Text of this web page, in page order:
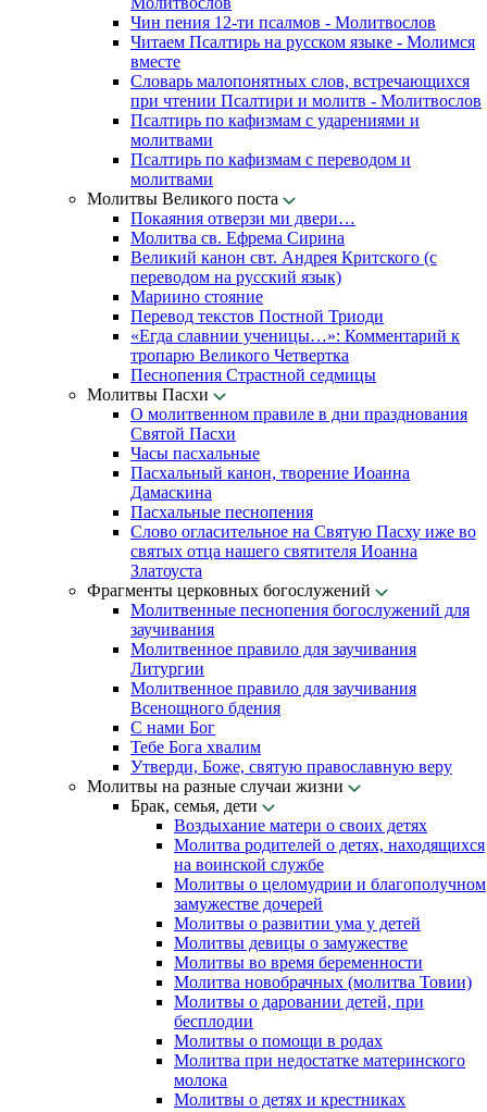
Чин пения 12-ти псалмов - Молитвослов
Читаем Псалтирь на русском языке - Молимся
вместе
Словарь малопонятных слов, встречающихся
при чтении Псалтири и молитв - Молитвослов
Псалтирь по кафизмам с ударениями и
молитвами
Псалтирь по кафизмам с переводом и
молитвами
Молитвы Великого поста
Покаяния отверзи ми двери…
Молитва св. Ефрема Сирина
Великий канон свт. Андрея Критского (с
переводом на русский язык)
Мариино стояние
Перевод текстов Постной Триоди
«Егда славнии ученицы…»: Комментарий к
тропарю Великого Четвертка
Песнопения Страстной седмицы
Молитвы Пасхи
О молитвенном правиле в дни празднования
Святой Пасхи
Часы пасхальные
Пасхальный канон, творение Иоанна
Дамаскина
Пасхальные песнопения
Слово огласительное на Святую Пасху иже во
святых отца нашего святителя Иоанна
Златоуста
Фрагменты церковных богослужений
Молитвенные песнопения богослужений для
заучивания
Молитвенное правило для заучивания
Литургии
Молитвенное правило для заучивания
Всенощного бдения
С нами Бог
Тебе Бога хвалим
Утверди, Боже, святую православную веру
Молитвы на разные случаи жизни
Брак, семья, дети
Воздыхание матери о своих детях
Молитва родителей о детях, находящихся
на воинской службе
Молитвы о целомудрии и благополучном
замужестве дочерей
Молитвы о развитии ума у детей
Молитвы девицы о замужестве
Молитвы во время беременности
Молитва новобрачных (молитва Товии)
Молитвы о даровании детей, при
бесплодии
Молитвы о помощи в родах
Молитва при недостатке материнского
молока
Молитвы о детях и крестниках